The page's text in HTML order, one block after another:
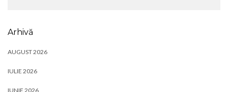
Arhivă
AUGUST 2026
IULIE 2026
IUNIE 2026